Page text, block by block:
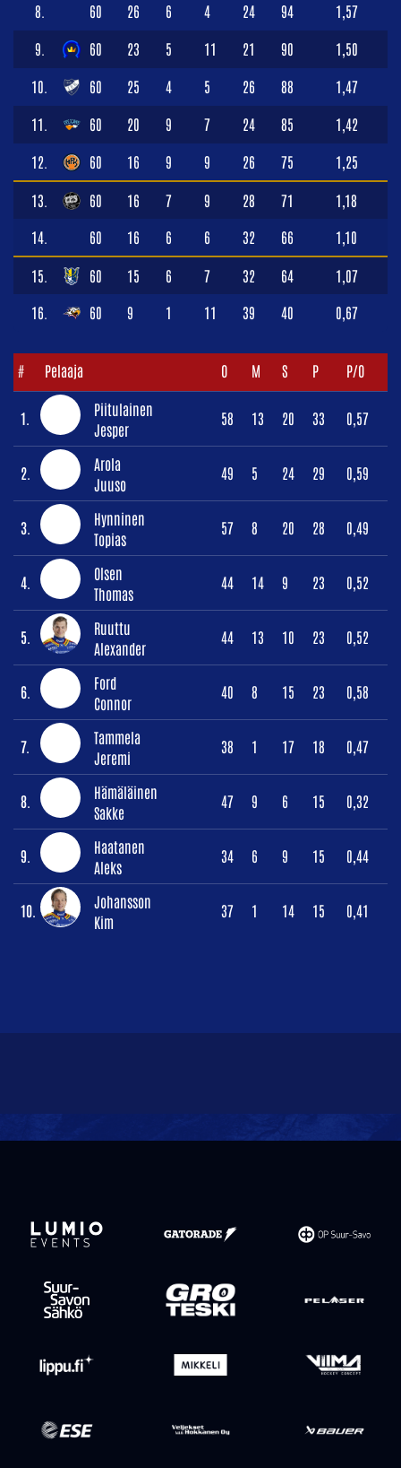
8. 60 26 6 4 24 94 1,57
9. 60 23 5 11 21 90 1,50
10. 60 25 4 5 26 88 1,47
11. 60 20 9 7 24 85 1,42
12. 60 16 9 9 26 75 1,25
13. 60 16 7 9 28 71 1,18
14. 60 16 6 6 32 66 1,10
15. 60 15 6 7 32 64 1,07
16. 60 9 1 11 39 40 0,67
# Pelaaja O M S P P/O
1.
Piitulainen
Jesper
58 13 20 33 0,57
2.
Arola
Juuso
49 5 24 29 0,59
3.
Hynninen
Topias
57 8 20 28 0,49
4.
Olsen
Thomas
44 14 9 23 0,52
5.
Ruuttu
Alexander
44 13 10 23 0,52
6.
Ford
Connor
40 8 15 23 0,58
7.
Tammela
Jeremi
38 1 17 18 0,47
8.
Hämäläinen
Sakke
47 9 6 15 0,32
9.
Haatanen
Aleks
34 6 9 15 0,44
10.
Johansson
Kim
37 1 14 15 0,41